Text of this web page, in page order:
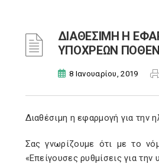
ΔΙΑΘΕΣΙΜΗ Η
ΥΠΟΧΡΕΩΝ ΠΟΘΕΝ
8 Ιανουαρίου, 2019
Διαθέσιμη η εφαρμογή για την
Σας γνωρίζουμε ότι με το
«Επείγουσες ρυθμίσεις για